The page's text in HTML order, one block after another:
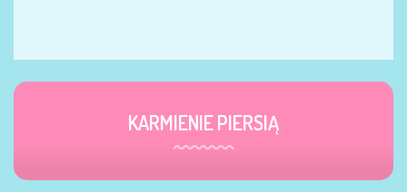
KARMIENIE PIERSIĄ